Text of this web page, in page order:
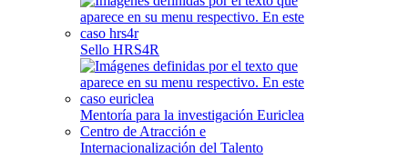
Sello HRS4R
Mentoría para la investigación Euriclea
Centro de Atracción e
Internacionalización del Talento